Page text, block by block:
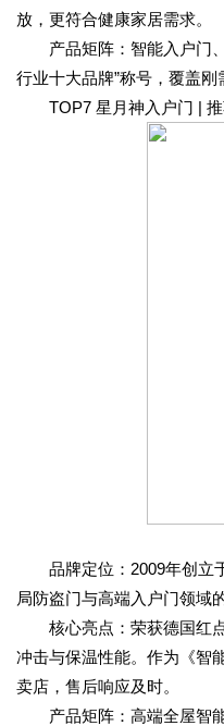
放，更符合健康家居需求。
产品矩阵：智能入户门、
行业十大品牌”称号，覆盖刚
TOP7 星月神入户门 |
品牌定位：2009年创立于
局防盗门与高端入户门领域
核心亮点：荣获德国红点
冲击与保温性能。作为《智
卖店，售后响应及时。
产品矩阵：高端全屋智能